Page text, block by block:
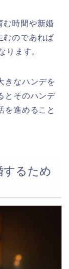
む時間や新婚
むのであれば
ります。
きなハンデを
とそのハンデ
を進めること
するため